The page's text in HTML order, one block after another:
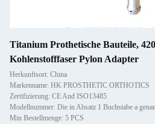
Titanium Prothetische Bauteile,
Kohlenstofffaser Pylon Adapter
Herkunftsort: China
Markenname: HK PROSTHETIC ORTHOTICS
Zertifizierung: CE And ISO13485
Min Bestellmenge: 5 PCS